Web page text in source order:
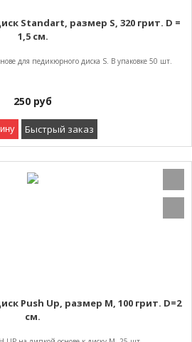
Standart, размер S, 320 грит. D =
1,5 см.
для педикюрного диска S. В упаковке 50 шт.
250 руб
Быстрый заказ
Push Up, размер M, 100 грит. D=2
см.